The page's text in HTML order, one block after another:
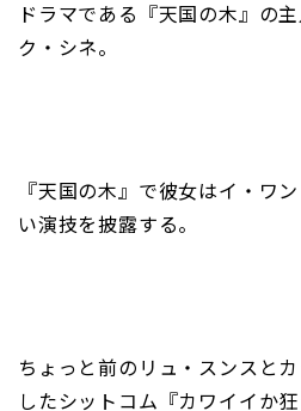
ドラマである『天国の木』の
ク・シネ。
『天国の木』で彼女はイ・ワ
い演技を披露する。
ちょっと前のリュ・スンスと
したシットコム『カワイイか